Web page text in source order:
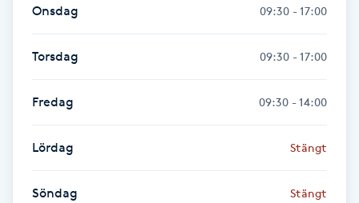
Onsdag 09:30 - 17:00
Torsdag 09:30 - 17:00
Fredag 09:30 - 14:00
Lördag Stängt
Söndag Stängt